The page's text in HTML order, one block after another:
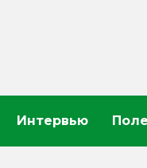
Интервью